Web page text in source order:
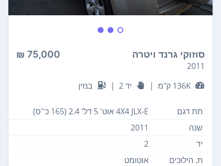
סוזוקי גרנד ויטרה 75,000 ₪
2011
136K ק"מ
| יד 2 | בנזין
תת דגם
4X4 JLX-E אוט' 5 דל' 2.4 (165 כ''ס)
שנה
2011
יד
2
ת. הילוכים
אוטומט